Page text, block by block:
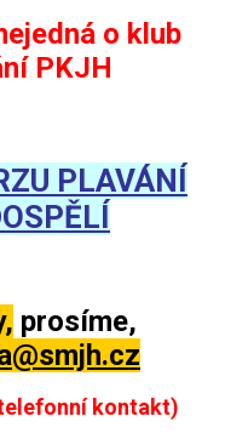
o klub
PKJH
PLAVÁNÍ
prosíme,
kontakt)